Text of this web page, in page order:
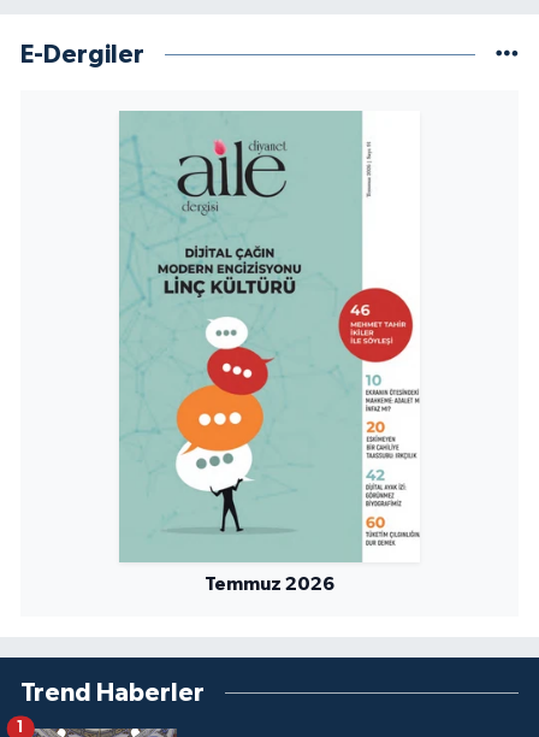
E-Dergiler
Temmuz 2026
Trend Haberler
1
Sakarya Müftülüğü
Samsun Müftülüğü
Siirt Müftülüğü
Sinop Müftülüğü
Sivas Müftülüğü
Şanlıurfa Müftülüğü
Şırnak Müftülüğü
Tekirdağ Müftülüğü